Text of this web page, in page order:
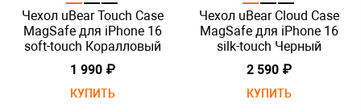
Чехол uBear Touch Case
MagSafe для iPhone 16
soft-touch Коралловый
1 990 ₽
КУПИТЬ
Чехол uBear Cloud Case
MagSafe для iPhone 16
silk-touch Черный
2 590 ₽
КУПИТЬ